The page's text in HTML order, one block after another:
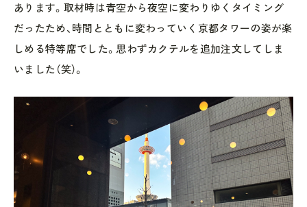
あります。取材時は青空から夜空に変わりゆくタイミング
だったため、時間とともに変わっていく京都タワーの姿が楽
しめる特等席でした。思わずカクテルを追加注文してしま
いました（笑）。